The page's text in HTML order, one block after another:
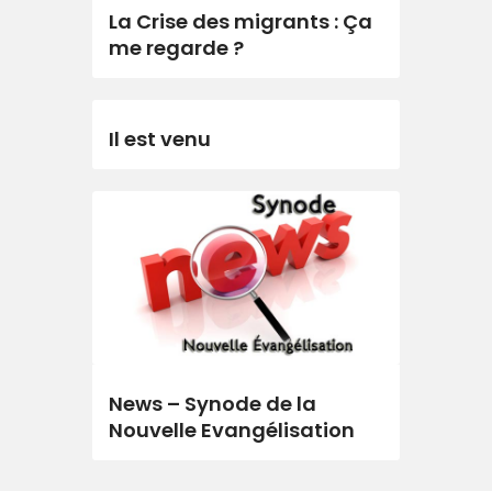
La Crise des migrants : Ça
me regarde ?
Il est venu
News – Synode de la
Nouvelle Evangélisation